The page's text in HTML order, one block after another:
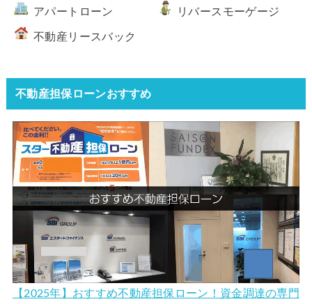
アパートローン リバースモーゲージ
不動産リースバック
不動産担保ローンおすすめ
【2025年】おすすめ不動産担保ローン！資金調達の専門